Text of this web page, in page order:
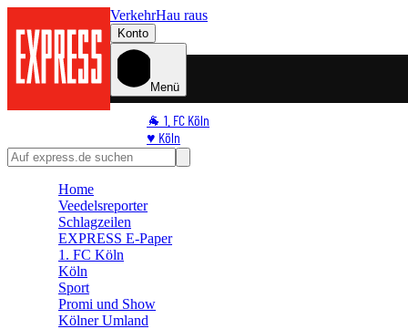
VerkehrHau raus
Konto
Menü
🐐 1. FC Köln
♥️ Köln
⭐ Promi
🛒 Shoppingwelt
Home
Veedelsreporter
Schlagzeilen
EXPRESS E-Paper
1. FC Köln
Köln
Sport
Promi und Show
Kölner Umland